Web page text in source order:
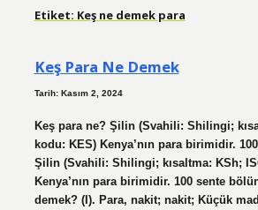
Etiket: Keş ne demek para
Keş Para Ne Demek
Tarih: Kasım 2, 2024
Keş para ne? Şilin (Svahili: Shilingi;
kodu: KES) Kenya’nın para birimidir.
Şilin (Svahili: Shilingi; kısaltma: KSh;
Kenya’nın para birimidir. 100 sente
demek? (I). Para, nakit; nakit; Küçük